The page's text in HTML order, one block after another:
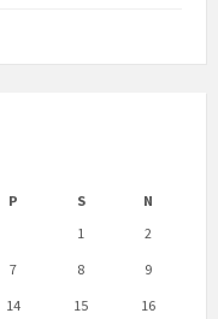
P S
N
1
2
7 8
9
14 15
16